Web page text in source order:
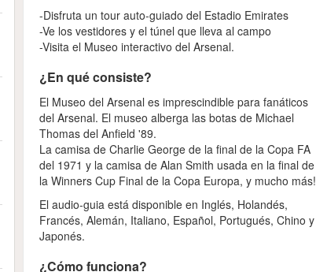
-Disfruta un tour auto-guiado del Estadio Emirates
-Ve los vestidores y el túnel que lleva al campo
-Visita el Museo interactivo del Arsenal.
¿En qué consiste?
El Museo del Arsenal es imprescindible para fanáticos
del Arsenal. El museo alberga las botas de Michael
Thomas del Anfield '89.
La camisa de Charlie George de la final de la Copa FA
del 1971 y la camisa de Alan Smith usada en la final de
la Winners Cup Final de la Copa Europa, y mucho más!
El audio-guia está disponible en Inglés, Holandés,
Francés, Alemán, Italiano, Español, Portugués, Chino y
Japonés.
¿Cómo funciona?